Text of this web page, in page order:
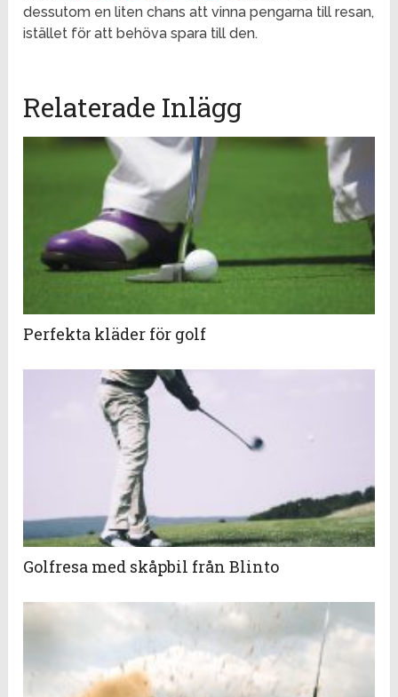
dessutom en liten chans att vinna pengarna till resan,
istället för att behöva spara till den.
Relaterade Inlägg
Perfekta kläder för golf
Golfresa med skåpbil från Blinto